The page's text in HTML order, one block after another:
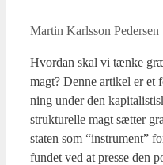
Martin Karlsson Pedersen
Hvor­dan skal vi tæn­ke
magt? Den­ne arti­kel er
ning under den
struk­tu­rel­le magt sæt­ter
sta­ten som “instru­ment”
fun­det ved at pres­se den